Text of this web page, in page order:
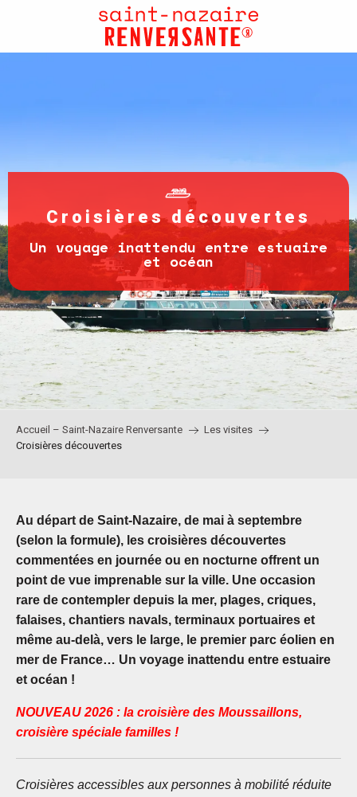
Croisières découvertes
Un voyage inattendu entre estuaire
et océan
Accueil – Saint-Nazaire Renversante
Les visites
Croisières découvertes
Au départ de Saint-Nazaire, de mai à septembre
(selon la formule), les croisières découvertes
commentées en journée ou en nocturne offrent un
point de vue imprenable sur la ville. Une occasion
rare de contempler depuis la mer, plages, criques,
falaises, chantiers navals, terminaux portuaires et
même au-delà, vers le large, le premier parc éolien en
mer de France… Un voyage inattendu entre estuaire
et océan !
NOUVEAU 2026 : la croisière des Moussaillons,
croisière spéciale familles !
Croisières accessibles aux personnes à mobilité réduite